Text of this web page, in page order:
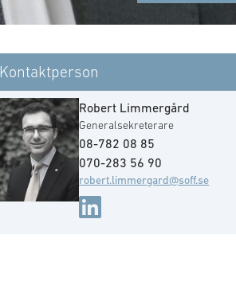
Kontaktperson
Robert Limmergård
Generalsekreterare
08-782 08 85
070-283 56 90
robert.limmergard@soff.se